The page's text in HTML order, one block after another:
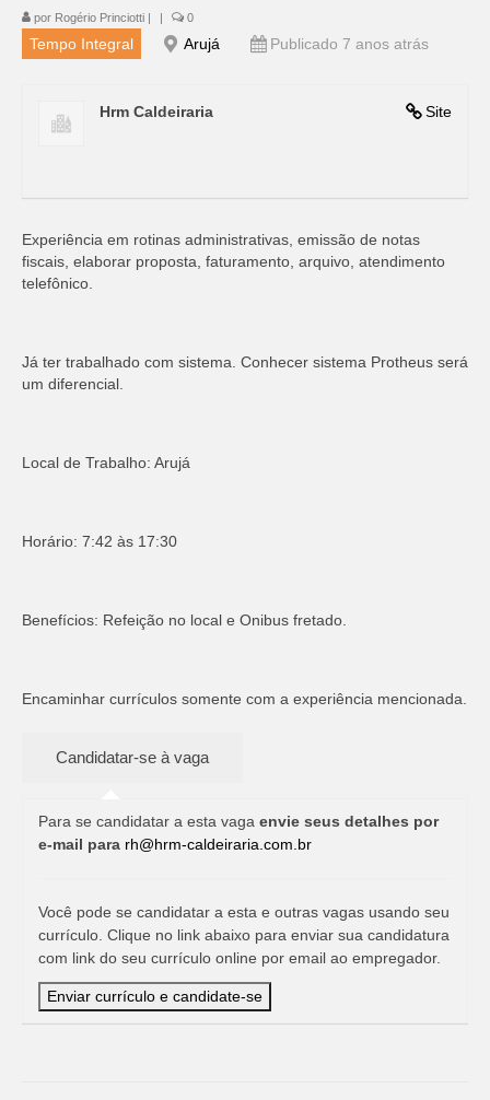
por Rogério Princiotti | | 0
Tempo Integral Arujá Publicado 7 anos atrás
Site
Hrm Caldeiraria
Experiência em rotinas administrativas, emissão de notas
fiscais, elaborar proposta, faturamento, arquivo, atendimento
telefônico.
Já ter trabalhado com sistema. Conhecer sistema Protheus será
um diferencial.
Local de Trabalho: Arujá
Horário: 7:42 às 17:30
Benefícios: Refeição no local e Onibus fretado.
Encaminhar currículos somente com a experiência mencionada.
Para se candidatar a esta vaga envie seus detalhes por
e-mail para rh@hrm-caldeiraria.com.br
Você pode se candidatar a esta e outras vagas usando seu
currículo. Clique no link abaixo para enviar sua candidatura
com link do seu currículo online por email ao empregador.